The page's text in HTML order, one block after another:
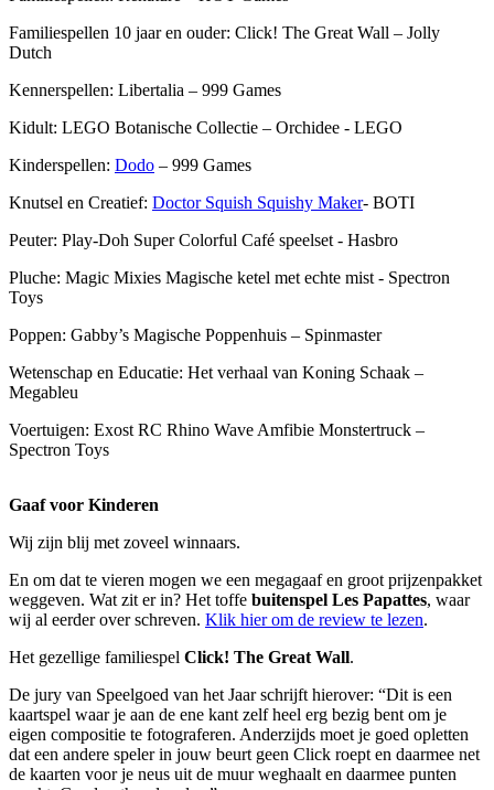
Familiespellen 10 jaar en ouder: Click! The Great Wall – Jolly
Dutch
Kennerspellen: Libertalia – 999 Games
Kidult: LEGO Botanische Collectie – Orchidee - LEGO
Kinderspellen: Dodo – 999 Games
Knutsel en Creatief: Doctor Squish Squishy Maker- BOTI
Peuter: Play-Doh Super Colorful Café speelset - Hasbro
Pluche: Magic Mixies Magische ketel met echte mist - Spectron
Toys
Poppen: Gabby’s Magische Poppenhuis – Spinmaster
Wetenschap en Educatie: Het verhaal van Koning Schaak –
Megableu
Voertuigen: Exost RC Rhino Wave Amfibie Monstertruck –
Spectron Toys
Gaaf voor Kinderen
Wij zijn blij met zoveel winnaars.
En om dat te vieren mogen we een megagaaf en groot prijzenpakket
weggeven. Wat zit er in? Het toffe buitenspel Les Papattes, waar
wij al eerder over schreven. Klik hier om de review te lezen.
Het gezellige familiespel Click! The Great Wall.
De jury van Speelgoed van het Jaar schrijft hierover: “Dit is een
kaartspel waar je aan de ene kant zelf heel erg bezig bent om je
eigen compositie te fotograferen. Anderzijds moet je goed opletten
dat een andere speler in jouw beurt geen Click roept en daarmee net
de kaarten voor je neus uit de muur weghaalt en daarmee punten